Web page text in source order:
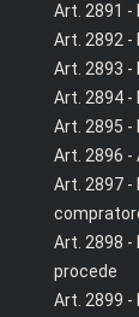
Art. 2891 -
Art. 2892 -
Art. 2893
Art. 2894
Art. 2895
Art. 2896
Art. 2897 -
Art. 2898 -
procede
Art. 2899 -